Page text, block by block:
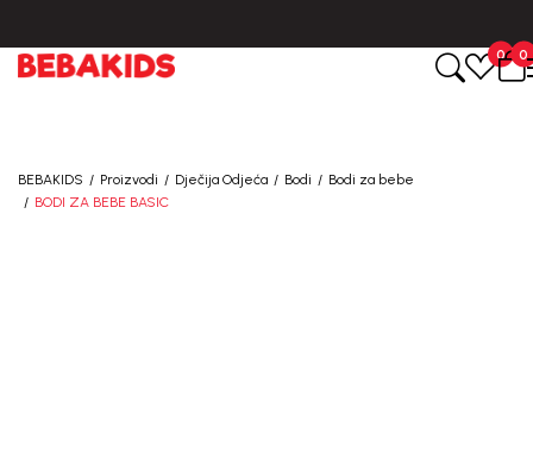
0 0
BEBAKIDS Proizvodi Dječija Odjeća Bodi
Bodi za bebe
BODI ZA BEBE BASIC